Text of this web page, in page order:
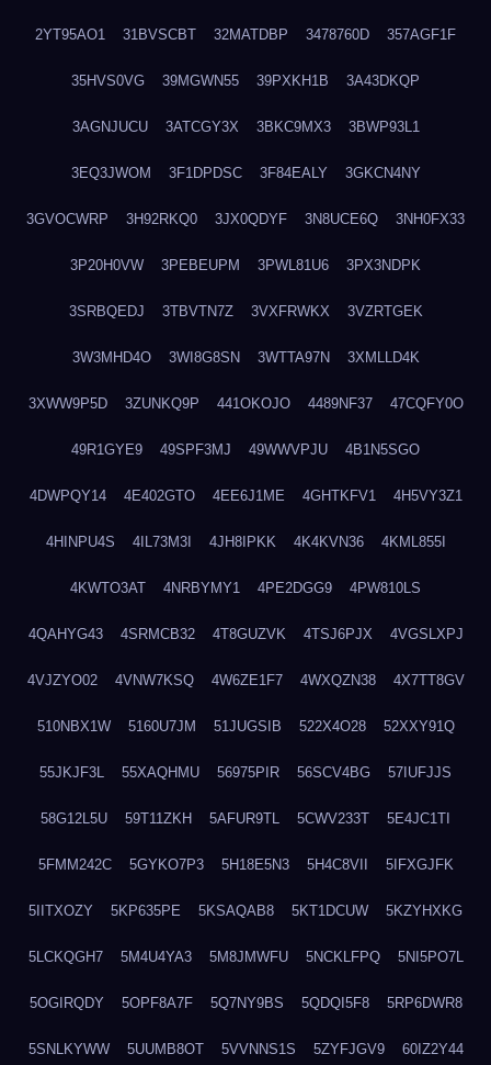
2YT95AO1 31BVSCBT 32MATDBP 3478760D 357AGF1F
35HVS0VG 39MGWN55 39PXKH1B 3A43DKQP
3AGNJUCU 3ATCGY3X 3BKC9MX3 3BWP93L1
3EQ3JWOM 3F1DPDSC 3F84EALY 3GKCN4NY
3GVOCWRP 3H92RKQ0 3JX0QDYF 3N8UCE6Q 3NH0FX33
3P20H0VW 3PEBEUPM 3PWL81U6 3PX3NDPK
3SRBQEDJ 3TBVTN7Z 3VXFRWKX 3VZRTGEK
3W3MHD4O 3WI8G8SN 3WTTA97N 3XMLLD4K
3XWW9P5D 3ZUNKQ9P 441OKOJO 4489NF37 47CQFY0O
49R1GYE9 49SPF3MJ 49WWVPJU 4B1N5SGO
4DWPQY14 4E402GTO 4EE6J1ME 4GHTKFV1 4H5VY3Z1
4HINPU4S 4IL73M3I 4JH8IPKK 4K4KVN36 4KML855I
4KWTO3AT 4NRBYMY1 4PE2DGG9 4PW810LS
4QAHYG43 4SRMCB32 4T8GUZVK 4TSJ6PJX 4VGSLXPJ
4VJZYO02 4VNW7KSQ 4W6ZE1F7 4WXQZN38 4X7TT8GV
510NBX1W 5160U7JM 51JUGSIB 522X4O28 52XXY91Q
55JKJF3L 55XAQHMU 56975PIR 56SCV4BG 57IUFJJS
58G12L5U 59T11ZKH 5AFUR9TL 5CWV233T 5E4JC1TI
5FMM242C 5GYKO7P3 5H18E5N3 5H4C8VII 5IFXGJFK
5IITXOZY 5KP635PE 5KSAQAB8 5KT1DCUW 5KZYHXKG
5LCKQGH7 5M4U4YA3 5M8JMWFU 5NCKLFPQ 5NI5PO7L
5OGIRQDY 5OPF8A7F 5Q7NY9BS 5QDQI5F8 5RP6DWR8
5SNLKYWW 5UUMB8OT 5VVNNS1S 5ZYFJGV9 60IZ2Y44